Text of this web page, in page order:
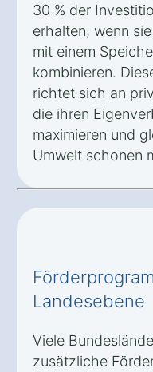
30 % der
erhalten, wenn
mit einem
kombinieren.
richtet sich an
die ihren
maximieren und
Umwelt schonen
Landesebene
Viele
zusätzliche